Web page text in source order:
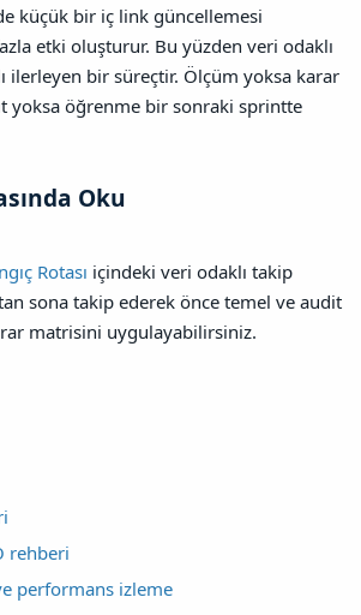
küçük bir iç link güncellemesi
etki oluşturur. Bu yüzden veri odaklı
ilerleyen bir süreçtir. Ölçüm yoksa karar
yoksa öğrenme bir sonraki sprintte
Oku​
Rotası içindeki veri odaklı takip
sona takip ederek önce temel ve audit
matrisini uygulayabilirsiniz.
rehberi
performans izleme